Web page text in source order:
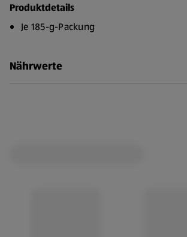
Produktdetails
Je 185-g-Packung
Nährwerte